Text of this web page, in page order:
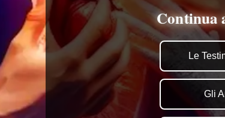
Continua
Le
Gli